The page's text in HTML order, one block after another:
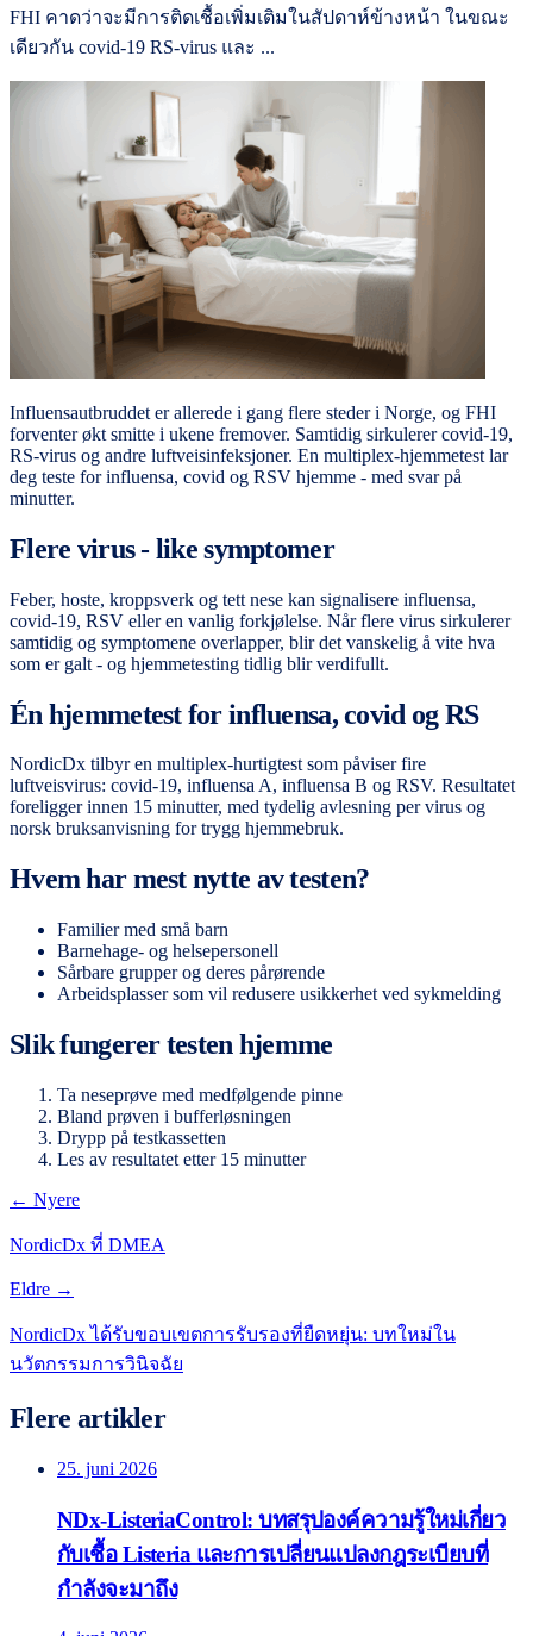
FHI คาดว่าจะมีการติดเชื้อเพิ่มเติมในสัปดาห์ข้างหน้า ในขณะ
เดียวกัน covid-19 RS-virus และ ...
Influensautbruddet er allerede i gang flere steder i Norge, og FHI
forventer økt smitte i ukene fremover. Samtidig sirkulerer covid-19,
RS-virus og andre luftveisinfeksjoner. En multiplex-hjemmetest lar
deg teste for influensa, covid og RSV hjemme - med svar på
minutter.
Flere virus - like symptomer
Feber, hoste, kroppsverk og tett nese kan signalisere influensa,
covid-19, RSV eller en vanlig forkjølelse. Når flere virus sirkulerer
samtidig og symptomene overlapper, blir det vanskelig å vite hva
som er galt - og hjemmetesting tidlig blir verdifullt.
Én hjemmetest for influensa, covid og RS
NordicDx tilbyr en multiplex-hurtigtest som påviser fire
luftveisvirus: covid-19, influensa A, influensa B og RSV. Resultatet
foreligger innen 15 minutter, med tydelig avlesning per virus og
norsk bruksanvisning for trygg hjemmebruk.
Hvem har mest nytte av testen?
Familier med små barn
Barnehage- og helsepersonell
Sårbare grupper og deres pårørende
Arbeidsplasser som vil redusere usikkerhet ved sykmelding
Slik fungerer testen hjemme
Ta neseprøve med medfølgende pinne
Bland prøven i bufferløsningen
Drypp på testkassetten
Les av resultatet etter 15 minutter
← Nyere
NordicDx ที่ DMEA
Eldre →
NordicDx ได้รับขอบเขตการรับรองที่ยืดหยุ่น: บทใหม่ใน
นวัตกรรมการวินิจฉัย
Flere artikler
25. juni 2026
NDx-ListeriaControl: บทสรุปองค์ความรู้ใหม่เกี่ยว
กับเชื้อ Listeria และการเปลี่ยนแปลงกฎระเบียบที่
กำลังจะมาถึง